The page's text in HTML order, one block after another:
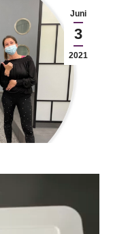
Juni
3
2021